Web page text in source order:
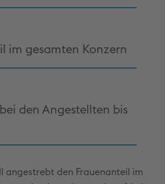
im gesamten Konzern
den Angestellten bis
angestrebt den Frauenanteil im